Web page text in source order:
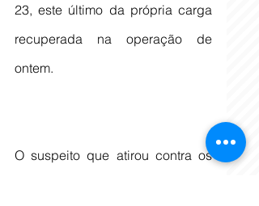
23, este último da própria carga
recuperada na operação de
ontem.
O suspeito que atirou contra os